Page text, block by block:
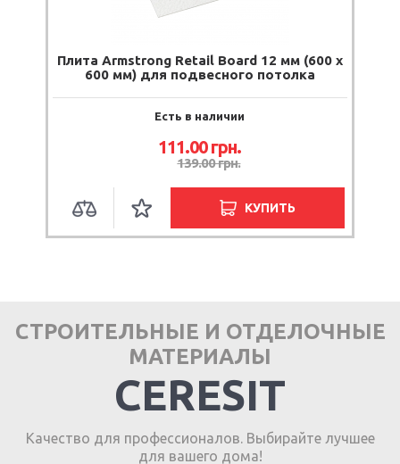
Плита Armstrong Retail Board 12 мм (600 х
600 мм) для подвесного потолка
Есть в наличии
111.00 грн.
139.00 грн.
КУПИТЬ
СТРОИТЕЛЬНЫЕ И ОТДЕЛОЧНЫЕ
МАТЕРИАЛЫ
CERESIT
Качество для профессионалов. Выбирайте лучшее
для вашего дома!